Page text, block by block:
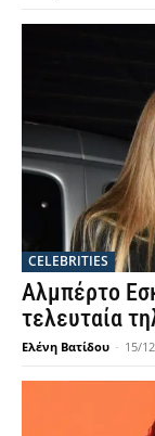
CELEBRITIES
Αλμπέρτο
τελευταία
Ελένη Βατίδου - 15/